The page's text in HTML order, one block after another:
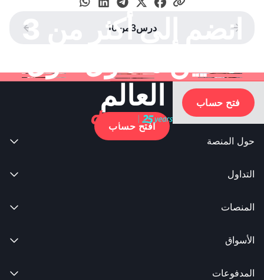

 درس3 من 10


انضم إلى أكثر من 3
العالم
افتح حساب
فتح حساب
حول المنصة 
التداول 
المنصات 
الأسواق 
المدفوعات 